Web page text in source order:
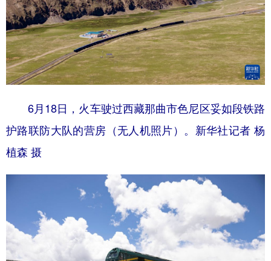
6月18日，火车驶过西藏那曲市色尼区妥如段铁路
护路联防大队的营房（无人机照片）。新华社记者 杨
植森 摄